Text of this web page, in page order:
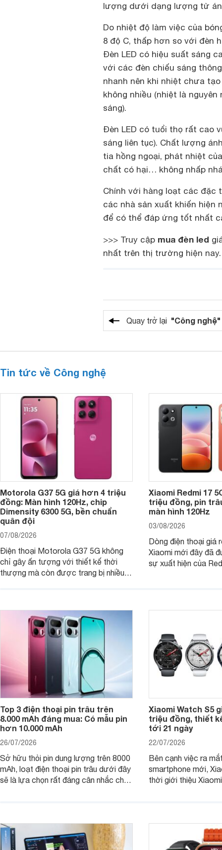
lượng dưới dạng lượng tử
Do nhiệt độ làm việc của
8 độ C, thấp hơn so với đèn
Đèn LED có hiệu suất sáng
với các đèn chiếu sáng
nhanh nên khi nhiệt chưa
không nhiều (nhiệt là
sáng).
Đèn LED có tuổi thọ rất cao
sáng liên tục). Chất lượng
tia hồng ngoại, phát nhiệt
chất có hại… không nhấp
Chính với hàng loạt các đặc
các nhà sản xuất khiến hiện
để có thể đáp ứng tốt nhất
>>> Truy cập mua đèn led
nhất trên thị trường hiện nay.
Quay trở lại "Công nghệ"
Tin tức về Công nghệ
Motorola G37 5G giá hơn 4 triệu
đồng: Màn hình 120Hz, chip
Dimensity 6300 5G, bền chuẩn
quân đội
07/08/2026
Điện thoại Motorola G37 5G không
chỉ gây ấn tượng với thiết kế thời
thượng mà còn được trang bị nhiều
Xiaomi Redmi 17
triệu đồng, pin
màn hình 120Hz
03/08/2026
Dòng điện thoại giá
Xiaomi mới đây đã
sự xuất hiện của
Top 3 điện thoại pin trâu trên
8.000 mAh đáng mua: Có mẫu pin
hơn 10.000 mAh
26/07/2026
Sở hữu thỏi pin dung lượng trên 8000
mAh, loạt điện thoại pin trâu dưới đây
sẽ là lựa chọn rất đáng cân nhắc cho
Xiaomi Watch S5
triệu đồng, thiết
tới 21 ngày
22/07/2026
Bên cạnh việc ra
smartphone mới,
thời giới thiệu